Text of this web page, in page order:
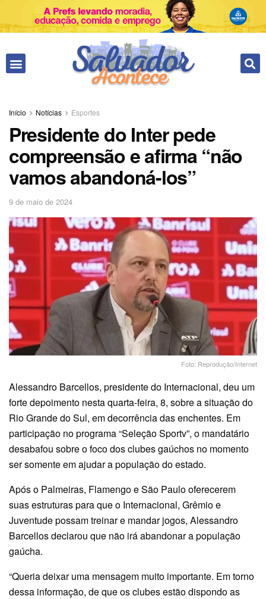
Início Notícias Esportes
Presidente do Inter pede
compreensão e afirma “não
vamos abandoná-los”
9 de maio de 2024
Foto: Reprodução/Internet
Alessandro Barcellos, presidente do Internacional, deu um
forte depoimento nesta quarta-feira, 8, sobre a situação do
Rio Grande do Sul, em decorrência das enchentes. Em
participação no programa “Seleção Sportv”, o mandatário
desabafou sobre o foco dos clubes gaúchos no momento
ser somente em ajudar a população do estado.
Após o Palmeiras, Flamengo e São Paulo oferecerem
suas estruturas para que o Internacional, Grêmio e
Juventude possam treinar e mandar jogos, Alessandro
Barcellos declarou que não irá abandonar a população
gaúcha.
“Queria deixar uma mensagem muito importante. Em torno
dessa informação, de que os clubes estão dispondo as